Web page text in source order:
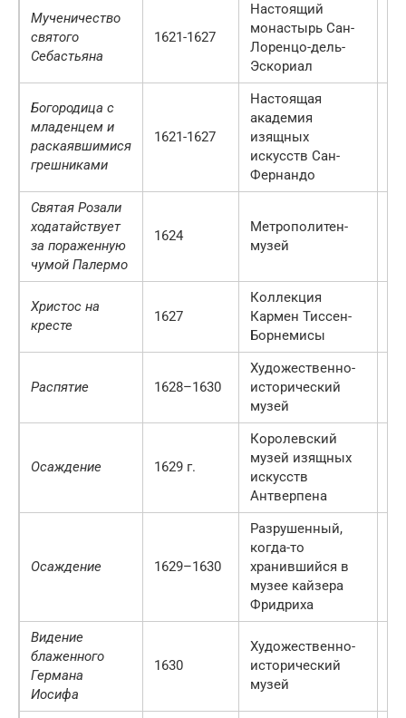
Мученичество
святого
Себастьяна
1621-1627
Настоящий
монастырь Сан-
Лоренцо-дель-
Эскориал
Богородица с
младенцем и
раскаявшимися
грешниками
1621-1627
Настоящая
академия
изящных
искусств Сан-
Фернандо
Святая Розали
ходатайствует
за пораженную
чумой Палермо
1624
Метрополитен-
музей
Христос на
кресте
1627
Коллекция
Кармен Тиссен-
Борнемисы
Распятие 1628–1630
Художественно-
исторический
музей
Осаждение 1629 г.
Королевский
музей изящных
искусств
Антверпена
Осаждение 1629–1630
Разрушенный,
когда-то
хранившийся в
музее кайзера
Фридриха
Видение
блаженного
Германа
Иосифа
1630
Художественно-
исторический
музей